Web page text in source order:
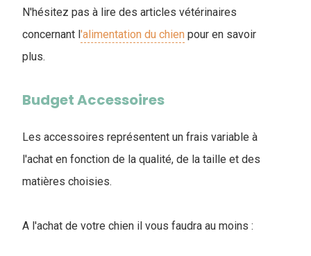
N'hésitez pas à lire des articles vétérinaires
concernant l 'alimentation du chien pour en savoir
plus.
Budget Accessoires
Les accessoires représentent un frais variable à
l'achat en fonction de la qualité, de la taille et des
matières choisies.
A l'achat de votre chien il vous faudra au moins :